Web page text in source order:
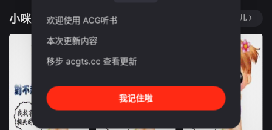
小咪儿 更多小咪儿
欢迎使用 ACG听书
本次更新内容
移步 acgts.cc 查看更新
我记住啦